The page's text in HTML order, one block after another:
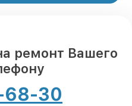
ремонт Вашего
68-30